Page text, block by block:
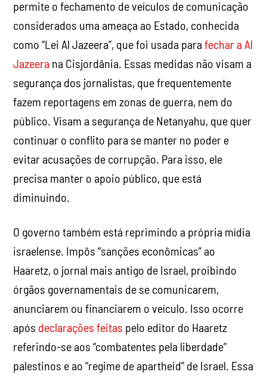
segurança dos jornalistas, que frequentemente
fazem reportagens em zonas de guerra, nem do
público. Visam a segurança de Netanyahu, que quer
continuar o conflito para se manter no poder e
evitar acusações de corrupção. Para isso, ele
precisa manter o apoio público, que está
diminuindo.
O governo também está reprimindo a própria mídia
israelense. Impôs “sanções econômicas” ao
Haaretz, o jornal mais antigo de Israel, proibindo
anunciarem ou financiarem o veículo. Isso ocorre
apósdeclarações feitaspelo editor do Haaretz
referindo-se aos “combatentes pela liberdade”
palestinos e ao “regime de apartheid” de Israel. Essa
repressão interna é um reflexo das fissuras na
própria sociedade israelense: grandes setores da
população, incluindo as forças armadas, estão cada
vez mais cautelosos com esse conflito sem-fim. O